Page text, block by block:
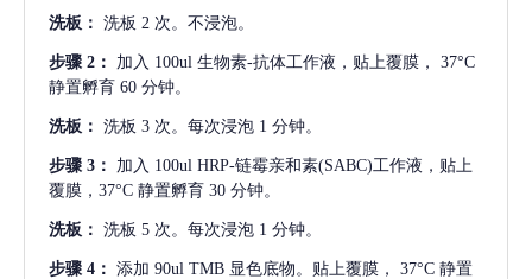
洗板： 洗板 2 次。不浸泡。
步骤 2： 加入 100ul 生物素-抗体工作液，贴上覆膜， 37°C
静置孵育 60 分钟。
洗板： 洗板 3 次。每次浸泡 1 分钟。
步骤 3： 加入 100ul HRP-链霉亲和素(SABC)工作液，贴上
覆膜，37°C 静置孵育 30 分钟。
洗板： 洗板 5 次。每次浸泡 1 分钟。
步骤 4： 添加 90ul TMB 显色底物。贴上覆膜， 37°C 静置